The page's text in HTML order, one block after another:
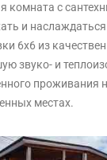
комната с
и
6х6 из
звуко- и
проживания
местах.